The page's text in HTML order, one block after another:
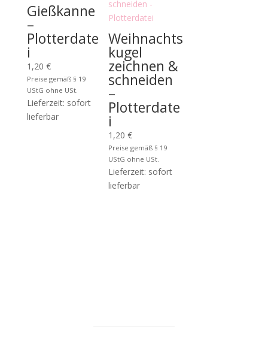
Gießkanne
–
Plotterdate
i
1,20 €
Preise gemäß § 19
UStG ohne USt.
Lieferzeit: sofort
lieferbar
Weihnachts
kugel
zeichnen &
schneiden
–
Plotterdate
i
1,20 €
Preise gemäß § 19
UStG ohne USt.
Lieferzeit: sofort
lieferbar